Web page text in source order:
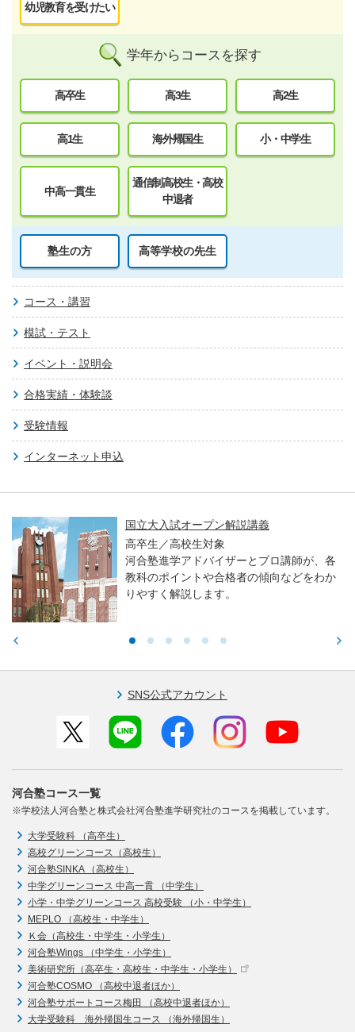
幼児教育を受けたい
学年からコースを探す
高卒生 高3生 高2生
高1生 海外帰国生 小・中学生
中高一貫生
通信制高校生・高校
中退者
塾生の方 高等学校の先生
コース・講習
模試・テスト
イベント・説明会
合格実績・体験談
受験情報
インターネット申込
国立大入試オープン解説講義
高卒生／高校生対象
河合塾進学アドバイザーとプロ講師が、各
教科のポイントや合格者の傾向などをわか
りやすく解説します。
SNS公式アカウント
河合塾コース一覧
※学校法人河合塾と株式会社河合塾進学研究社のコースを掲載しています。
大学受験科 （高卒生）
高校グリーンコース（高校生）
河合塾SINKA （高校生）
中学グリーンコース 中高一貫 （中学生）
小学・中学グリーンコース 高校受験 （小・中学生）
MEPLO （高校生・中学生）
Ｋ会（高校生・中学生・小学生）
河合塾Wings （中学生・小学生）
美術研究所（高卒生・高校生・中学生・小学生）
河合塾COSMO （高校中退者ほか）
河合塾サポートコース梅田 （高校中退者ほか）
大学受験科 海外帰国生コース （海外帰国生）